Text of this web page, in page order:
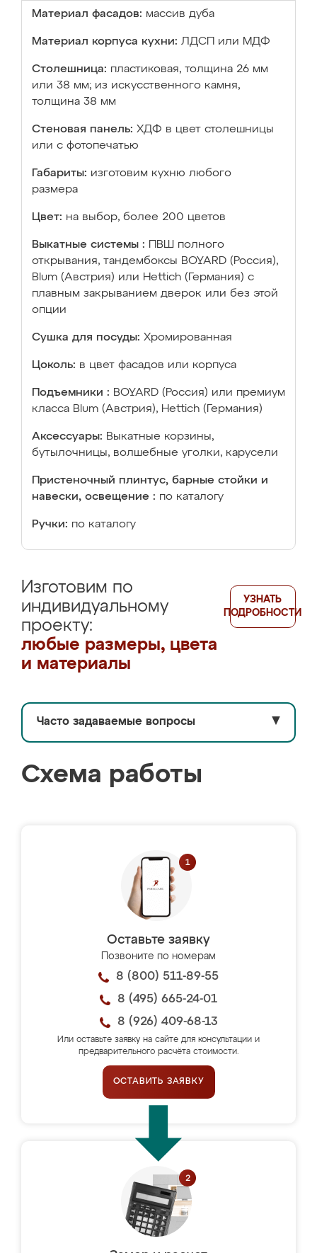
Материал фасадов: массив дуба
Материал корпуса кухни: ЛДСП или МДФ
Столешница: пластиковая, толщина 26 мм
или 38 мм; из искусственного камня,
толщина 38 мм
Стеновая панель: ХДФ в цвет столешницы
или с фотопечатью
Габариты: изготовим кухню любого
размера
Цвет: на выбор, более 200 цветов
Выкатные системы :
ПВШ полного
открывания, тандембоксы BOYARD (Россия),
Blum (Австрия) или Hettich (Германия) с
плавным закрыванием дверок или без этой
опции
Сушка для посуды: Хромированная
Цоколь: в цвет фасадов или корпуса
Подъемники : BOYARD (Россия) или премиум
класса Blum (Австрия), Hettich (Германия)
Аксессуары: Выкатные корзины,
бутылочницы, волшебные уголки, карусели
Пристеночный плинтус, барные стойки и
навески, освещение : по каталогу
Ручки: по каталогу
Изготовим по
индивидуальному
проекту:
любые размеры, цвета
и материалы
УЗНАТЬ
ПОДРОБНОСТИ
Часто задаваемые вопросы ▼
Схема работы
Оставьте заявку
Позвоните по номерам
8 (800) 511-89-55
8 (495) 665-24-01
8 (926) 409-68-13
Или оставьте заявку на сайте для консультации и
предварительного расчёта стоимости.
ОСТАВИТЬ ЗАЯВКУ